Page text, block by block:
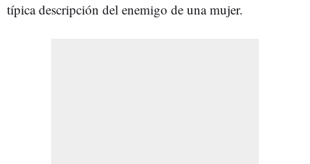
típica descripción del enemigo de una mujer.